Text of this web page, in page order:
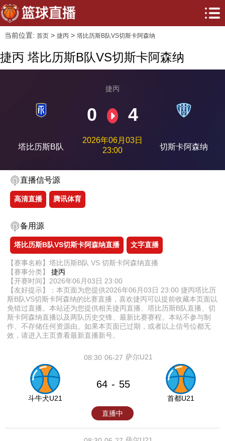
当前位置: 首页> 捷丙> 塔比历斯B队VS切斯卡阿森纳
捷丙 塔比历斯B队VS切斯卡阿森纳
塔比历斯B队
捷丙
0 4
2026年06月03日
23:00
切斯卡阿森纳
直播信号源
高清直播 腾讯体育
备用源
塔比历斯B队VS切斯卡阿森纳直播 文字直播
【赛事名称】塔比历斯B队 VS 切斯卡阿森纳直播
【赛事分类】 捷丙
【开赛时间】2026年06月03日 23:00
【友好提示】：本页面为您提供2026年06月03日 23:00 捷丙塔比历
斯B队VS切斯卡阿森纳的比赛直播，喜欢捷丙可以提前收藏本页面以
免错过直播。本站还为您提供相关捷丙直播、塔比历斯B队直播、切
斯卡阿森纳直播以及两队历史交锋、最新比赛赛程。本站不参与制
作、不存储任何资源由。如果本页面已过期，或者以上信号位都无
效，请进入主页查看最新直播新号。
06-27
08:30 萨尔U21
斗牛犬U21
64 - 55
首都U21
直播中